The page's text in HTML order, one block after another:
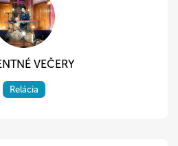
VEČERY
Relácia